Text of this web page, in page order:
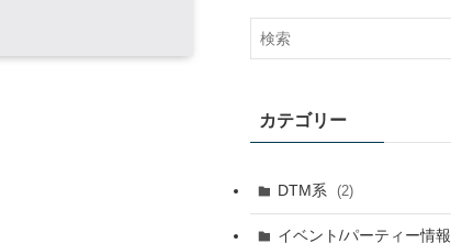
カテゴリー
DTM系 (2)
イベント/パーティー情報